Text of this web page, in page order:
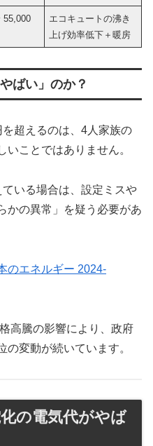
55,000
エコキュートの沸き
上げ効率低下＋暖房
ばい」のか？
超えるのは、4人家族の
ことではありません。
いる場合は、設定ミスや
かの異常」を疑う必要があ
のエネルギー 2024-
高騰の影響により、政府
変動が続いています。
の電気代がやば